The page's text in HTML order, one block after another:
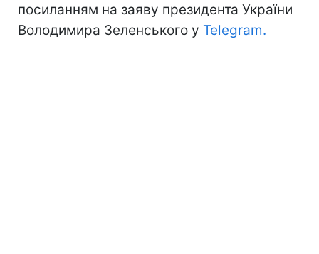
посиланням на заяву президента України
Володимира Зеленського у Telegram.